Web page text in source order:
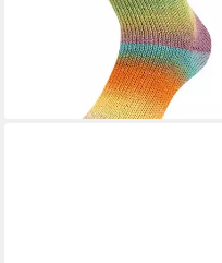
lieferbar - in 2-3 Werktagen bei dir
+7